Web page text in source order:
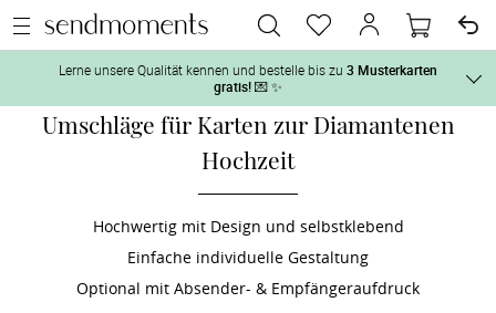
Nach der
Lerne unsere Qualität kennen und bestelle bis zu 3 Musterkarten
gratis!💌 ✨
Und so geht‘s:
2. Aktiviere „kostenlose Musterkarte“ auf der jeweiligen
Produktseite und lasse Dir die Karten kostenlos per Post zusenden.
Umschläge für Karten zur Diamantenen
Hochzeit
Hochwertig mit Design und selbstklebend
Einfache individuelle Gestaltung
Optional mit Absender- & Empfängeraufdruck